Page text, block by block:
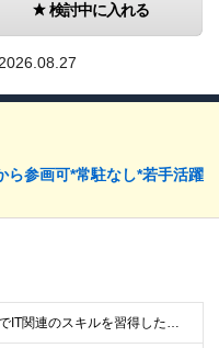
検討中に入れる
2026.08.27
ら参画可*常駐なし*若手活躍
◆職業訓練校などでIT関連のスキルを習得した方、もしくはIT関連の資格を保持した方 ◆顧客折衝のご経験をお持ちの方 ※学歴不問 ★チームでの案件推進が前提になるので、チームワークを大切にする方、チー